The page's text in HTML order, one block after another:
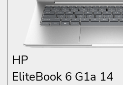
HP
EliteBook 6 G1a 14